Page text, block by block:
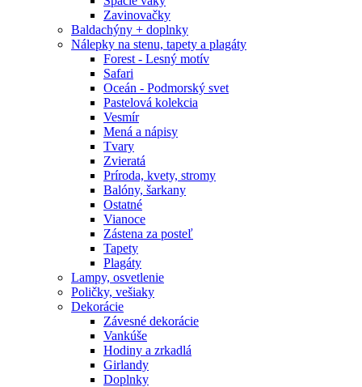
Zavinovačky
Baldachýny + doplnky
Nálepky na stenu, tapety a plagáty
Forest - Lesný motív
Safari
Oceán - Podmorský svet
Pastelová kolekcia
Vesmír
Mená a nápisy
Tvary
Zvieratá
Príroda, kvety, stromy
Balóny, šarkany
Ostatné
Vianoce
Zástena za posteľ
Tapety
Plagáty
Lampy, osvetlenie
Poličky, vešiaky
Dekorácie
Závesné dekorácie
Vankúše
Hodiny a zrkadlá
Girlandy
Doplnky